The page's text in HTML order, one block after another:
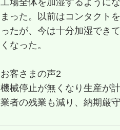
まった。以前はコンタクト
ったが、今は十分加湿でき
くなった。
お客さまの声2
機械停止が無くなり生産が
業者の残業も減り、納期厳